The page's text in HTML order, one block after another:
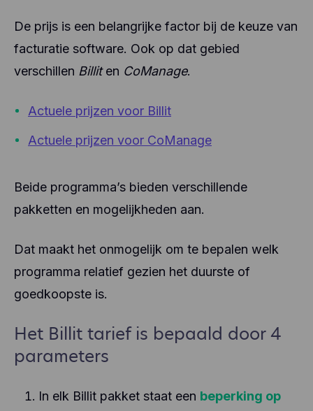
De prijs is een belangrijke factor bij de keuze van
facturatie software. Ook op dat gebied
verschillen Billiten CoManage.
Actuele prijzen voor Billit
Actuele prijzen voor CoManage
Beide programma’s bieden verschillende
pakketten en mogelijkheden aan.
Dat maakt het onmogelijk om te bepalen welk
programma relatief gezien het duurste of
goedkoopste is.
Het Billit tarief is bepaald door 4
parameters
In elk Billit pakket staat een beperking op